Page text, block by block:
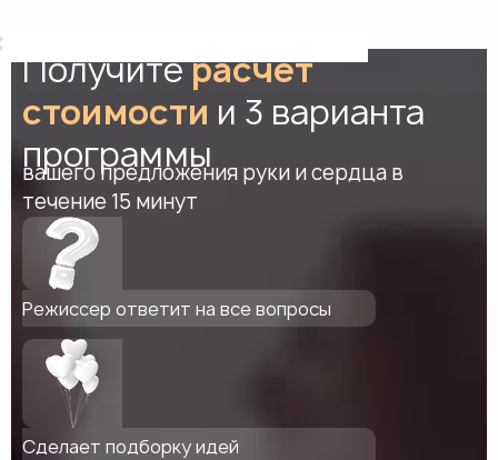
Получитерасчет
стоимости и 3 варианта
программы
вашего предложения руки и сердца в
течение 15 минут
Режиссер ответит на все вопросы
Сделает подборку идей